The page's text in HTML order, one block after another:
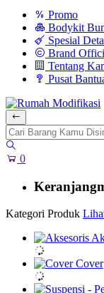
Promo
Bodykit
Spesial
Brand
Tentang
Pusat
0
Kategori Produk
Cover